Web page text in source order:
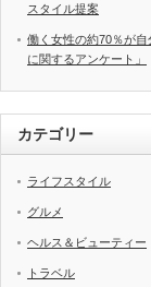
スタイル提案
働く女性の約70％が
に関するアンケート」
カテゴリー
ライフスタイル
グルメ
ヘルス＆ビューティー
トラベル